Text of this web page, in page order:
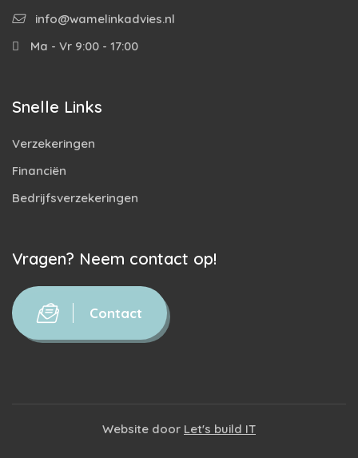
info@wamelinkadvies.nl
Ma - Vr 9:00 - 17:00
Snelle Links
Verzekeringen
Financiën
Bedrijfsverzekeringen
Vragen? Neem contact op!
Contact
Website door Let's build IT